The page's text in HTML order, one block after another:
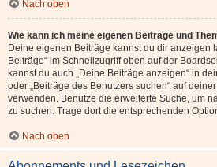
Nach oben
Wie kann ich meine eigenen Beiträge und
Deine eigenen Beiträge kannst du dir anzeigen
Beiträge“ im Schnellzugriff oben auf der
kannst du auch „Deine Beiträge anzeigen“ in
oder „Beiträge des Benutzers suchen“ auf
verwenden. Benutze die erweiterte Suche, um
zu suchen. Trage dort die entsprechenden
Nach oben